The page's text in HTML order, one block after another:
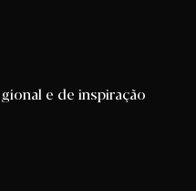
e de inspiração